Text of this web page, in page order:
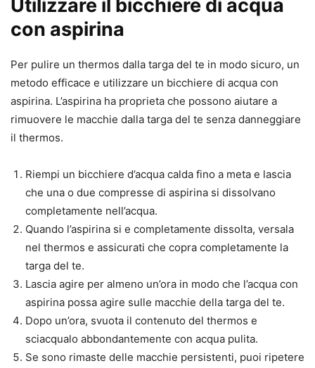
Utilizzare il bicchiere di acqua
con aspirina
Per pulire un thermos dalla targa del te in modo sicuro, un
metodo efficace e utilizzare un bicchiere di acqua con
aspirina. L’aspirina ha proprieta che possono aiutare a
rimuovere le macchie dalla targa del te senza danneggiare
il thermos.
Riempi un bicchiere d’acqua calda fino a meta e lascia
che una o due compresse di aspirina si dissolvano
completamente nell’acqua.
Quando l’aspirina si e completamente dissolta, versala
nel thermos e assicurati che copra completamente la
targa del te.
Lascia agire per almeno un’ora in modo che l’acqua con
aspirina possa agire sulle macchie della targa del te.
Dopo un’ora, svuota il contenuto del thermos e
sciacqualo abbondantemente con acqua pulita.
Se sono rimaste delle macchie persistenti, puoi ripetere